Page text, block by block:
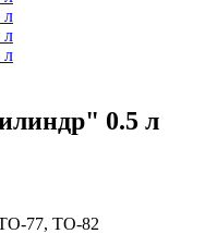
0.5 л
77, ТО-82